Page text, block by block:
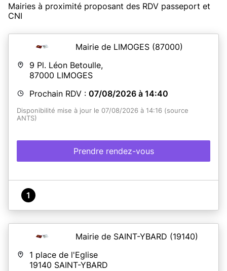
Mairies à proximité proposant des RDV passeport et
CNI
Mairie de LIMOGES (87000)
9 Pl. Léon Betoulle,
87000 LIMOGES
Prochain RDV : 07/08/2026 à 14:40
Disponibilité mise à jour le 07/08/2026 à 14:16 (source
ANTS)
Prendre rendez-vous
1
Mairie de SAINT-YBARD (19140)
1 place de l'Eglise
19140 SAINT-YBARD